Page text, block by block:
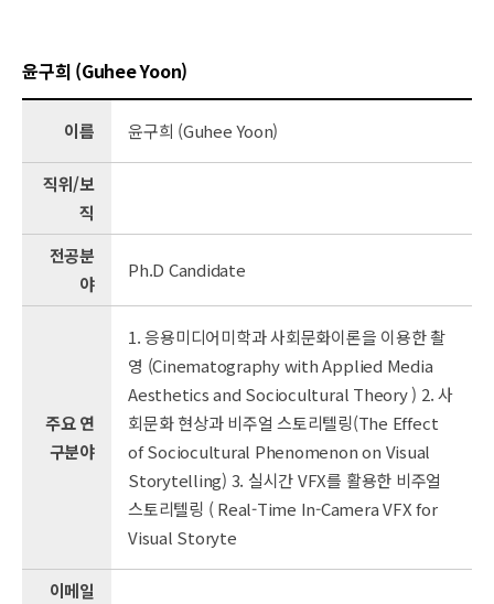
윤구희 (Guhee Yoon)
이름 윤구희 (Guhee Yoon)
직위/보
직
전공분
야
Ph.D Candidate
주요 연
구분야
1. 응용미디어미학과 사회문화이론을 이용한 촬
영 (Cinematography with Applied Media
Aesthetics and Sociocultural Theory ) 2. 사
회문화 현상과 비주얼 스토리텔링(The Effect
of Sociocultural Phenomenon on Visual
Storytelling) 3. 실시간 VFX를 활용한 비주얼
스토리텔링 ( Real-Time In-Camera VFX for
Visual Storyte
이메일